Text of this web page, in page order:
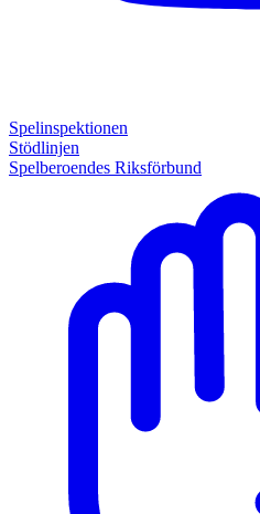
Spelinspektionen
Stödlinjen
Spelberoendes Riksförbund